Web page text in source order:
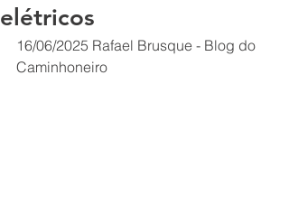
elétricos
16/06/2025 Rafael Brusque - Blog do
Caminhoneiro